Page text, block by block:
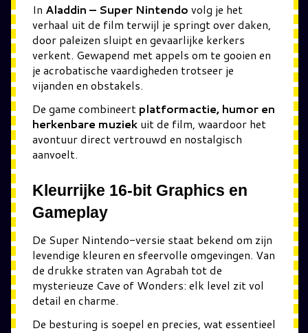
In Aladdin – Super Nintendo volg je het
verhaal uit de film terwijl je springt over daken,
door paleizen sluipt en gevaarlijke kerkers
verkent. Gewapend met appels om te gooien en
je acrobatische vaardigheden trotseer je
vijanden en obstakels.
De game combineert platformactie, humor en
herkenbare muziek uit de film, waardoor het
avontuur direct vertrouwd en nostalgisch
aanvoelt.
Kleurrijke 16-bit Graphics en
Gameplay
De Super Nintendo-versie staat bekend om zijn
levendige kleuren en sfeervolle omgevingen. Van
de drukke straten van Agrabah tot de
mysterieuze Cave of Wonders: elk level zit vol
detail en charme.
De besturing is soepel en precies, wat essentieel